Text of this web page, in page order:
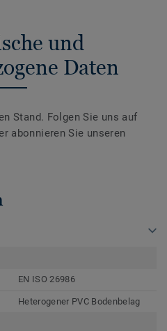
und
Daten
Stand. Folgen Sie uns auf
abonnieren Sie unseren
EN ISO 26986
Heterogener PVC Bodenbelag